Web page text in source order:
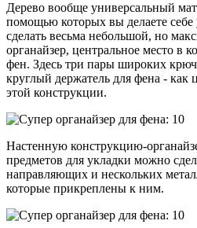
Дерево вообще универсальный
помощью которых вы делаете
сделать весьма небольшой, но
органайзер, центральное место в
фен. Здесь три пары широких
круглый держатель для фена - как
этой конструкции.
Настенную конструкцию-
предметов для укладки можно
направляющих и нескольких
которые прикреплены к ним.